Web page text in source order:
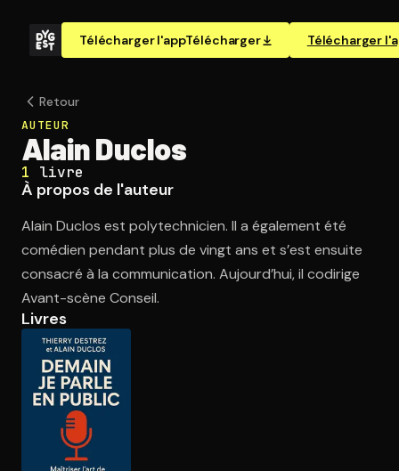
Télécharger l'appTélécharger Télécharger
Ouvre l'app Appareil photo, pointe sur le code. C'est gratuit à
Retour
AUTEUR
Alain Duclos
1 livre
À propos de l'auteur
Alain Duclos est polytechnicien. Il a également été
comédien pendant plus de vingt ans et s’est ensuite
consacré à la communication. Aujourd’hui, il codirige
Avant-scène Conseil.
Livres